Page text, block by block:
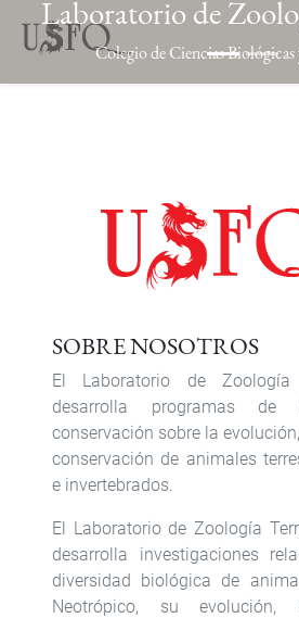
Pasar
Laboratorio de
Colegio de Ciencias
SOBRE NOSOTROS
El Laboratorio de Zoología
desarrolla programas de
conservación sobre la
conservación de animales
e invertebrados.
El Laboratorio de Zoología
desarrolla investigaciones
diversidad biológica de
Neotrópico, su evolución,